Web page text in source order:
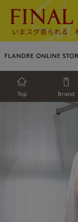
Top Brand